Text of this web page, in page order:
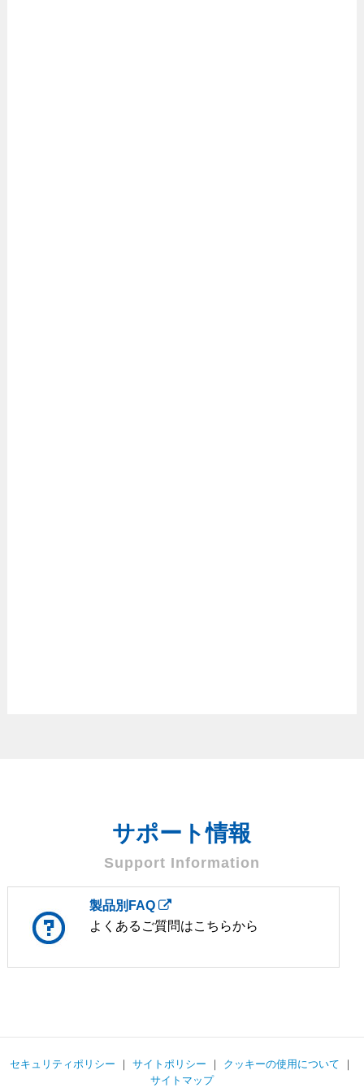
サポート情報
Support Information
製品別FAQ
よくあるご質問はこちらから
セキュリティポリシー ｜サイトポリシー ｜ クッキーの使用について ｜
サイトマップ